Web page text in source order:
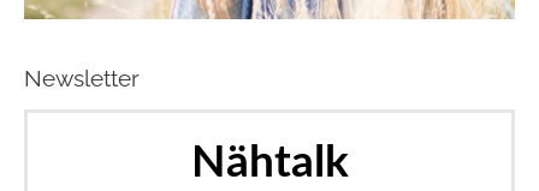
Newsletter
Nähtalk